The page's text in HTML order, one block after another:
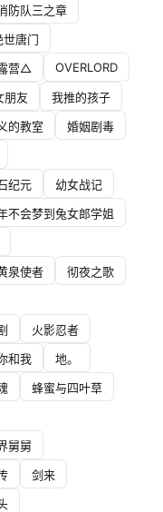
防队三之章
唐门
营△ OVERLORD
朋友
我推的孩子
的教室
婚姻剧毒
纪元
幼女战记
不会梦到兔女郎学姐
泉使者
彻夜之歌
火影忍者
和我
地。
蜂蜜与四叶草
舅舅
剑来